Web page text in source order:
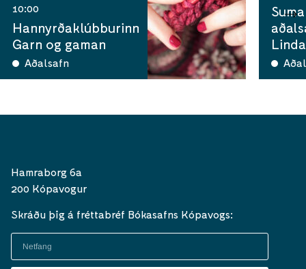
10:00
Hannyrðaklúbburinn
Garn og gaman
Aðalsafn
Hamraborg 6a
200 Kópavogur
Skráðu þig á fréttabréf Bókasafns Kópavogs: